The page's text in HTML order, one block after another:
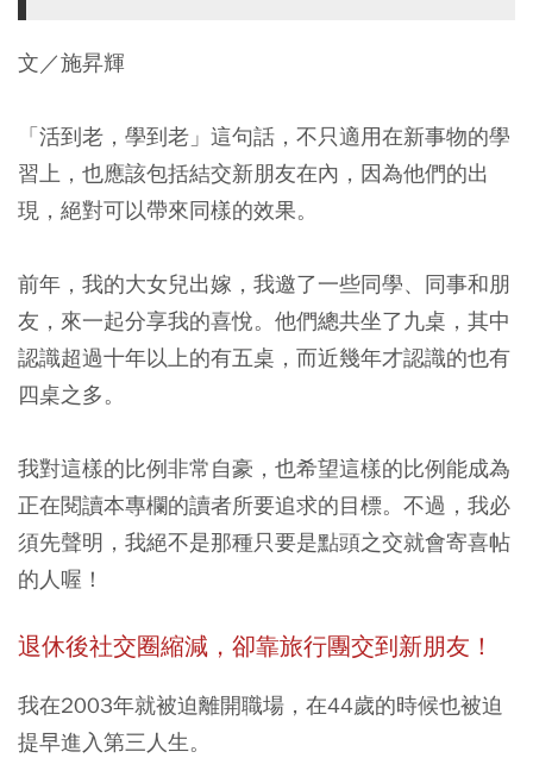
文／施昇輝
「活到老，學到老」這句話，不只適用在新事物的學
習上，也應該包括結交新朋友在內，因為他們的出
現，絕對可以帶來同樣的效果。
前年，我的大女兒出嫁，我邀了一些同學、同事和朋
友，來一起分享我的喜悅。他們總共坐了九桌，其中
認識超過十年以上的有五桌，而近幾年才認識的也有
四桌之多。
我對這樣的比例非常自豪，也希望這樣的比例能成為
正在閱讀本專欄的讀者所要追求的目標。不過，我必
須先聲明，我絕不是那種只要是點頭之交就會寄喜帖
的人喔！
退休後社交圈縮減，卻靠旅行團交到新朋友！
我在2003年就被迫離開職場，在44歲的時候也被迫
提早進入第三人生。